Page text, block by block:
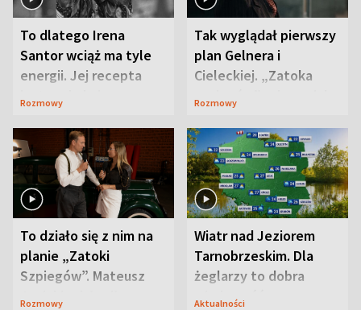
To dlatego Irena
Santor wciąż ma tyle
energii. Jej recepta
jest zaskakująco
Rozmowy
Tak wyglądał pierwszy
plan Gelnera i
Cieleckiej. „Zatoka
szpiegów” od razu ich
Rozmowy
To działo się z nim na
planie „Zatoki
Szpiegów”. Mateusz
Janicki odsłonił
Rozmowy
Wiatr nad Jeziorem
Tarnobrzeskim. Dla
żeglarzy to dobra
wiadomość
Aktualności